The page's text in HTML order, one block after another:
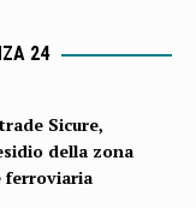
24
Sicure,
della zona
ferroviaria